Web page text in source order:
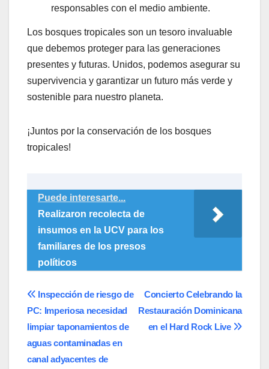
responsables con el medio ambiente.
Los bosques tropicales son un tesoro invaluable
que debemos proteger para las generaciones
presentes y futuras. Unidos, podemos asegurar su
supervivencia y garantizar un futuro más verde y
sostenible para nuestro planeta.
¡Juntos por la conservación de los bosques
tropicales!
Puede interesarte...
Realizaron recolecta de
insumos en la UCV para los
familiares de los presos
políticos
Navegación
de
entradas
Concierto Celebrando la
Restauración Dominicana
en el Hard Rock Live
Inspección de riesgo de
PC: Imperiosa necesidad
limpiar taponamientos de
aguas contaminadas en
canal adyacentes de